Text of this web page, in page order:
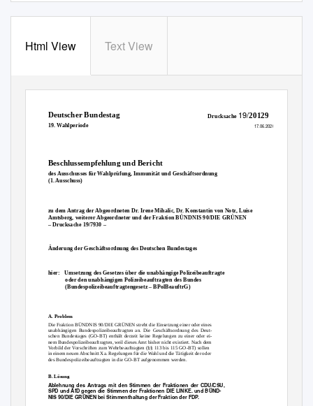
Html View Text View
Deutscher Bundestag Drucksache 19/20129
19. Wahlperiode 17.06.2020
Beschlussempfehlung und Bericht
des Ausschusses für Wahlprüfung, Immunität und Geschäftsordnung
(1. Ausschuss)
zu dem Antrag der Abgeordneten Dr. Irene Mihalic, Dr. Konstantin von Notz, Luise
Amtsberg, weiterer Abgeordneter und der Fraktion BÜNDNIS 90/DIE GRÜNEN
– Drucksache 19/7930 –
Änderung der Geschäftsordnung des Deutschen Bundestages
hier: Umsetzung des Gesetzes über die unabhängige Polizeibeauftragte
oder den unabhängigen Polizeibeauftragten des Bundes
(Bundespolizeibeauftragtengesetz – BPolBeauftrG)
A. Problem
Die Fraktion BÜNDNIS 90/DIE GRÜNEN strebt die Einsetzung einer oder eines
unabhängigen Bundespolizeibeauftragten an. Die Geschäftsordnung des Deut-
schen Bundestages (GO-BT) enthält derzeit keine Regelungen zu einer oder ei-
nem Bundespolizeibeauftragten, weil dieses Amt bisher nicht existiert. Nach dem
Vorbild der Vorschriften zum Wehrbeauftragten (§§ 113 bis 115 GO-BT) sollen
in einem neuen Abschnitt Xa. Regelungen für die Wahl und die Tätigkeit der oder
des Bundespolizeibeauftragten in die GO-BT aufgenommen werden.
B. Lösung
Ablehnung des Antrags mit den Stimmen der Fraktionen der CDU/CSU,
SPD und AfD gegen die Stimmen der Fraktionen DIE LINKE. und BÜND-
NIS 90/DIE GRÜNEN bei Stimmenthaltung der Fraktion der FDP.